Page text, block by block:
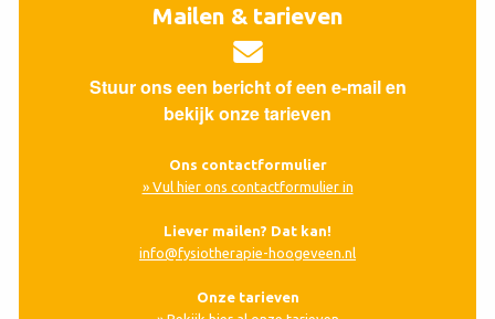
Mailen & tarieven
Stuur ons een bericht of een e-mail en
bekijk onze tarieven
Ons contactformulier
» Vul hier ons contactformulier in
Liever mailen? Dat kan!
info@fysiotherapie-hoogeveen.nl
Onze tarieven